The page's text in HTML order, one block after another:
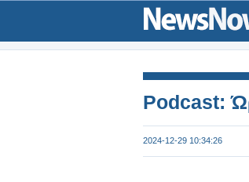
Podcast:
2024-12-29 10:34:26